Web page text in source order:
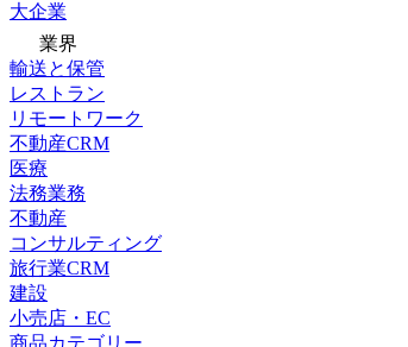
大企業
業界
輸送と保管
レストラン
リモートワーク
不動産CRM
医療
法務業務
不動産
コンサルティング
旅行業CRM
建設
小売店・EC
商品カテゴリー